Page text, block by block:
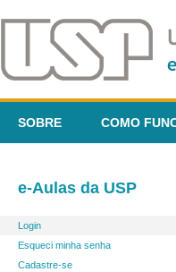
SOBRE COMO
e-Aulas da USP
Login
Esqueci minha senha
Cadastre-se